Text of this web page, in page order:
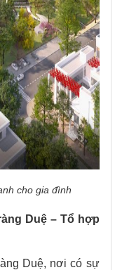
cho gia đình
Duệ – Tổ hợp
Duệ, nơi có sự